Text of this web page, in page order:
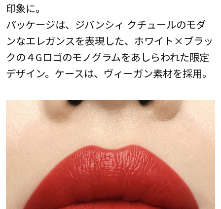
印象に。
パッケージは、ジバンシィ クチュールのモダ
ンなエレガンスを表現した、ホワイト×ブラッ
クの４Gロゴのモノグラムをあしらわれた限定
デザイン。ケースは、ヴィーガン素材を採用。